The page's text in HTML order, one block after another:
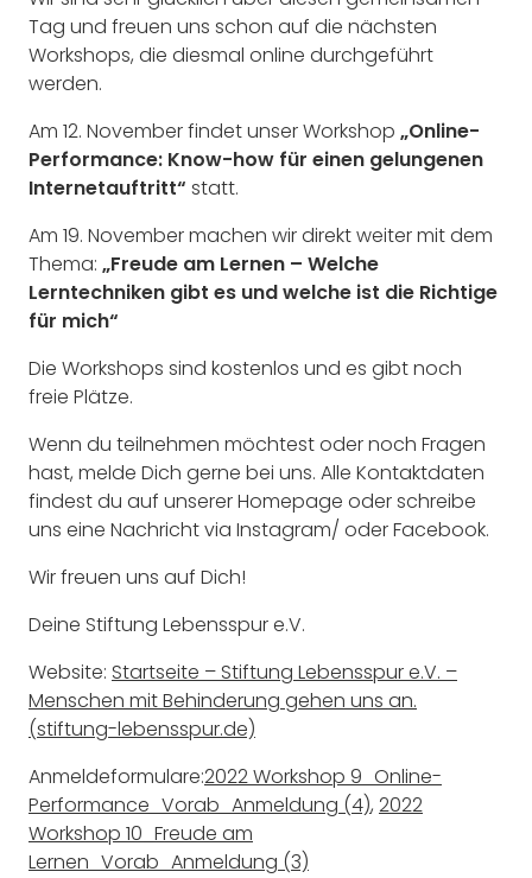
Tag und freuen uns schon auf die nächsten
Workshops, die diesmal online durchgeführt
werden.
Am 12. November findet unser Workshop „Online-
Performance: Know-how für einen gelungenen
Internetauftritt“ statt.
Am 19. November machen wir direkt weiter mit dem
Thema: „Freude am Lernen – Welche
Lerntechniken gibt es und welche ist die Richtige
für mich“
Die Workshops sind kostenlos und es gibt noch
freie Plätze.
Wenn du teilnehmen möchtest oder noch Fragen
hast, melde Dich gerne bei uns. Alle Kontaktdaten
findest du auf unserer Homepage oder schreibe
uns eine Nachricht via Instagram/ oder Facebook.
Wir freuen uns auf Dich!
Deine Stiftung Lebensspur e.V.
Website: Startseite – Stiftung Lebensspur e.V. –
Menschen mit Behinderung gehen uns an.
(stiftung-lebensspur.de)
Anmeldeformulare:2022 Workshop 9_Online-
Performance_Vorab_Anmeldung (4), 2022
Workshop 10_Freude am
Lernen_Vorab_Anmeldung (3)